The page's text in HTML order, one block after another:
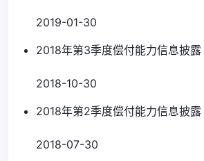
2019-01-30
2018年第3季度偿付能力信息披露
2018-10-30
2018年第2季度偿付能力信息披露
2018-07-30